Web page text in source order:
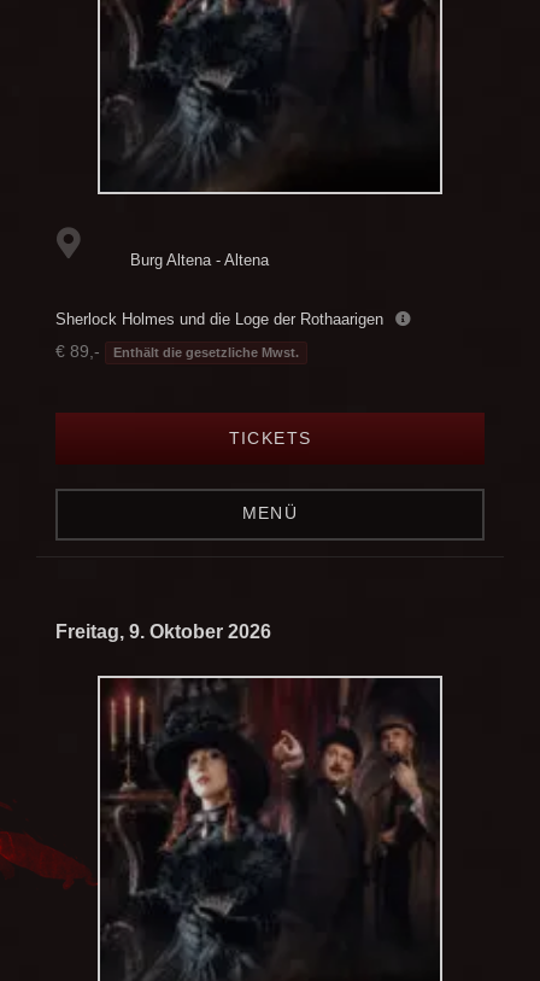
Burg Altena - Altena
Sherlock Holmes und die Loge der Rothaarigen
€ 89,- Enthält die gesetzliche Mwst.
TICKETS
MENÜ
Freitag, 9. Oktober 2026